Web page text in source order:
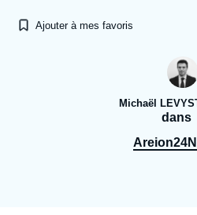
Se
À propos de l'Ifri
Ajouter à mes favoris
Michaël
dans